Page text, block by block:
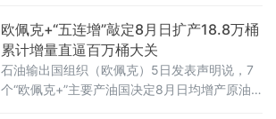
外挑战 明确政策总基调会议认为，今年以来宏
欧佩克+“五连增”敲定8月日扩产18.8万桶
累计增量直逼百万桶大关
石油输出国组织（欧佩克）5日发表声明说，7
个“欧佩克+”主要产油国决定8月日均增产原油